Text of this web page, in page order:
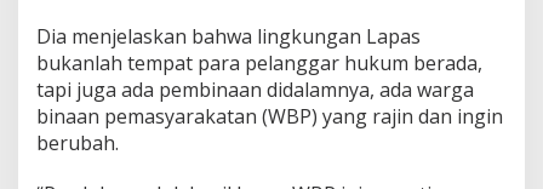
Dia menjelaskan bahwa lingkungan Lapas
bukanlah tempat para pelanggar hukum berada,
tapi juga ada pembinaan didalamnya, ada warga
binaan pemasyarakatan (WBP) yang rajin dan ingin
berubah.